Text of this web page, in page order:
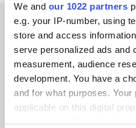
We and our 1022 partners
e.g. your IP-number, using
store and access
serve personalized ads and
measurement, audience
development. You have a
and for what purposes.
applicable on this digital
your choices. You can
Luister naar
feedback